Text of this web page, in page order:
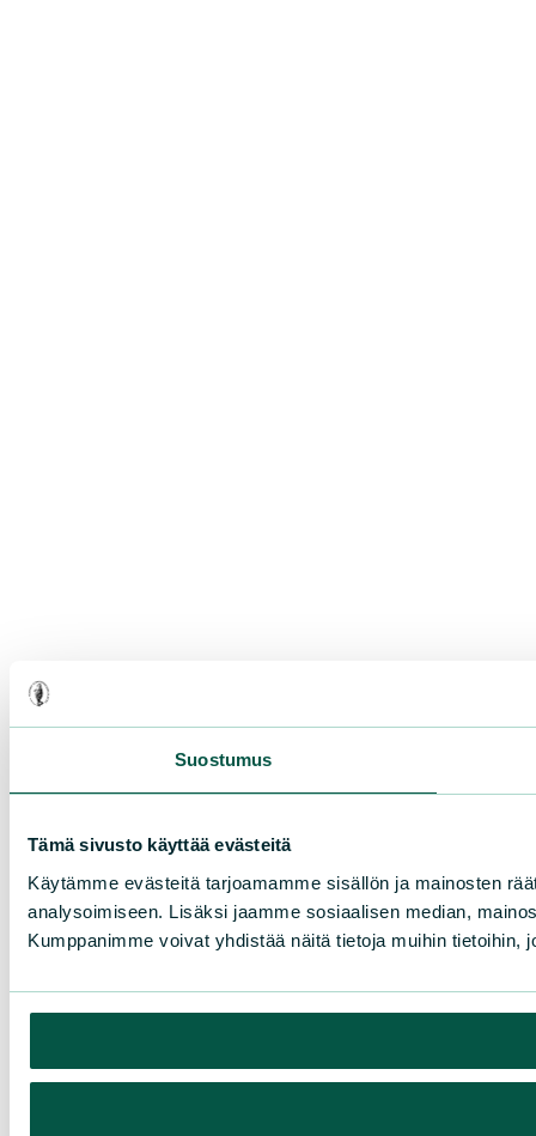
Suostumus
Tämä sivusto käyttää evästeitä
Käytämme evästeitä tarjoamamme sisällön ja mainosten
analysoimiseen. Lisäksi jaamme sosiaalisen median,
Kumppanimme voivat yhdistää näitä tietoja muihin tietoihin,